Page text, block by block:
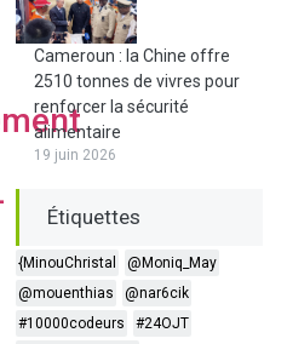
Cameroun : la Chine offre
2510 tonnes de vivres pour
renforcer la sécurité
alimentaire
19 juin 2026
Étiquettes
{MinouChristal
@Moniq_May
@mouenthias
@nar6cik
#10000codeurs
#24OJT